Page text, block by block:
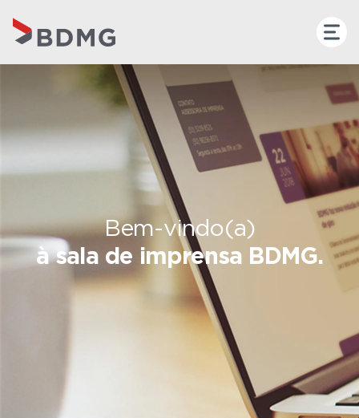
Bem-vindo(a)
à sala de imprensa BDMG.